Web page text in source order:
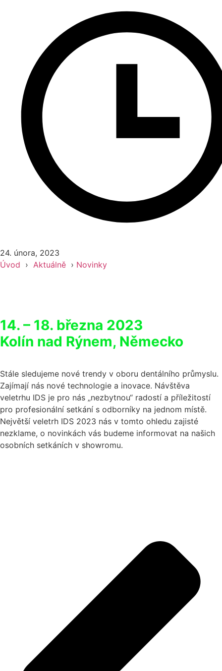
24. února, 2023
Úvod › Aktuálně › Novinky
14. – 18. března 2023
Kolín nad Rýnem, Německo
Stále sledujeme nové trendy v oboru dentálního průmyslu.
Zajímají nás nové technologie a inovace. Návštěva
veletrhu IDS je pro nás „nezbytnou“ radostí a příležitostí
pro profesionální setkání s odborníky na jednom místě.
Největší veletrh IDS 2023 nás v tomto ohledu zajisté
nezklame, o novinkách vás budeme informovat na našich
osobních setkáních v showromu.